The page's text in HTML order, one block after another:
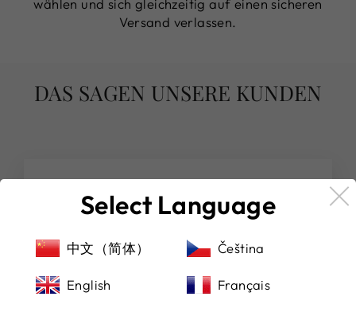
Versand verlassen.
DAS SAGEN UNSERE KUNDEN
★★★★★
(Übersetzt von Google) Von hier aus eine
schöne Uhr gekauft, sehr zu empfehlen!
(Original)Purchased a beautiful watch from
here, highly recommended!
Select Language
中文（简体） Čeština
English Français